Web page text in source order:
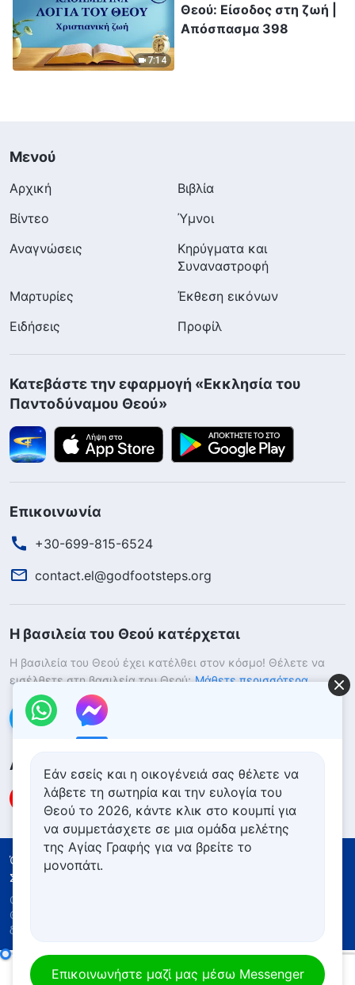
7:14
Θεού: Είσοδος στη ζωή |
Απόσπασμα 398
Μενού
Αρχική
Βιβλία
Βίντεο
Ύμνοι
Αναγνώσεις
Κηρύγματα και
Συναναστροφή
Μαρτυρίες
Έκθεση εικόνων
Ειδήσεις
Προφίλ
Κατεβάστε την εφαρμογή «Εκκλησία του
Παντοδύναμου Θεού»
Επικοινωνία
+30-699-815-6524
contact.el@godfootsteps.org
Η βασιλεία του Θεού κατέρχεται
Η βασιλεία του Θεού έχει κατέλθει στον κόσμο! Θέλετε να
εισέλθετε στη βασιλεία του Θεού; Μάθετε περισσότερα
Επικοινωνήστε μαζί μας μέσω Messenger
Ακολουθήστε μας
Όροι Χρήσης
Πολιτική απορρήτου
Συντελεστές
Copyright © 2026
Θεού
δικαιώματος.
Εάν εσείς και η οικογένειά σας θέλετε να
λάβετε τη σωτηρία και την ευλογία του
Θεού το 2026, κάντε κλικ στο κουμπί για
να συμμετάσχετε σε μια ομάδα μελέτης
της Αγίας Γραφής για να βρείτε το
μονοπάτι.
Επικοινωνήστε μαζί μας μέσω Messenger